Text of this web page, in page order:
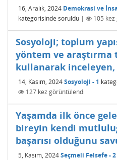
16, Aralık, 2024 Demokrasi ve
kategorisinde soruldu | 105
Sosyoloji; toplum
yöntem ve
kullanarak
14, Kasım, 2024Sosyoloji - 1
127 kez görüntülendi
Yaşamda ilk önce
bireyin kendi
başarısı olduğunu
5, Kasım, 2024Seçmeli Felsefe - 2